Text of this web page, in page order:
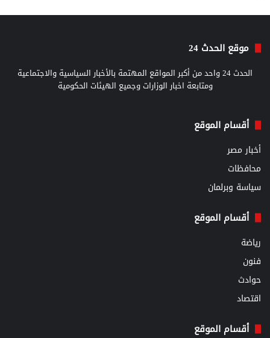
موقع الحدث 24
الحدث 24 واحد من أكبر المواقع المهتمة بالأخبار السياسية والاجتماعية
ومتابعة اخبار الوزارات وجميع الهيئات الحكومية
أقسام الموقع
أخبار مصر
محافظات
سياسة وبرلمان
أقسام الموقع
رياضة
فنون
حوادث
اقتصاد
أقسام الموقع